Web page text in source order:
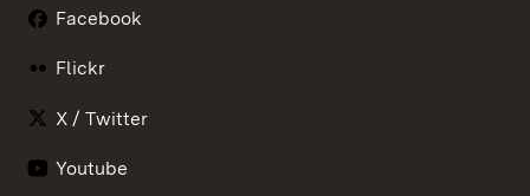
Facebook
Flickr
X / Twitter
Youtube